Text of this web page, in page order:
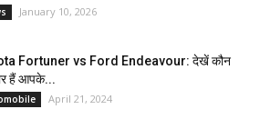
January 10, 2026
Fortuner vs Ford Endeavour: देखें कौन
हैं आपके...
April 21, 2024